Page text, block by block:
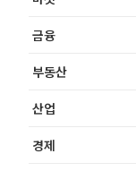
금융
부동산
산업
경제